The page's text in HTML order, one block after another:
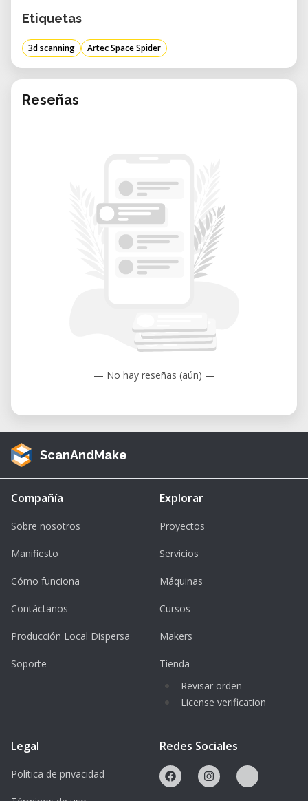
Etiquetas
3d scanning Artec Space Spider
Reseñas
— No hay reseñas (aún) —
ScanAndMake
Compañía
Sobre nosotros
Manifiesto
Cómo funciona
Contáctanos
Producción Local Dispersa
Soporte
Explorar
Proyectos
Servicios
Máquinas
Cursos
Makers
Tienda
Revisar orden
License verification
Legal
Política de privacidad
Redes Sociales